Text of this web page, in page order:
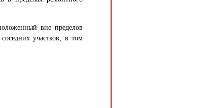
вне пределов
участков, в том